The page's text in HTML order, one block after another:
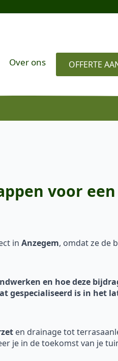
Over ons OFFERTE
voor een
in Anzegem, omdat ze de
en hoe deze
gespecialiseerd is in het
en drainage tot
je in de toekomst van je